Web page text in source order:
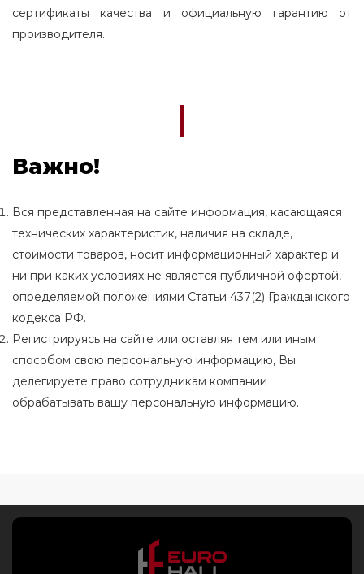
сертификаты качества и официальную гарантию от
производителя.
Важно!
Вся представленная на сайте информация, касающаяся
технических характеристик, наличия на складе,
стоимости товаров, носит информационный характер и
ни при каких условиях не является публичной офертой,
определяемой положениями Статьи 437(2) Гражданского
кодекса РФ.
Регистрируясь на сайте или оставляя тем или иным
способом свою персональную информацию, Вы
делегируете право сотрудникам компании
обрабатывать вашу персональную информацию.